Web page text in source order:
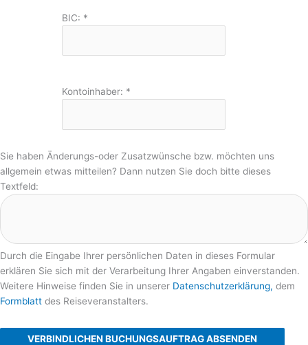
BIC: *
Kontoinhaber: *
Sie haben Änderungs-oder Zusatzwünsche bzw. möchten uns
allgemein etwas mitteilen? Dann nutzen Sie doch bitte dieses
Textfeld:
Durch die Eingabe Ihrer persönlichen Daten in dieses Formular
erklären Sie sich mit der Verarbeitung Ihrer Angaben einverstanden.
Weitere Hinweise finden Sie in unserer Datenschutzerklärung, dem
Formblatt des Reiseveranstalters.
VERBINDLICHEN BUCHUNGSAUFTRAG ABSENDEN